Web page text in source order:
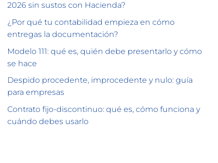
2026 sin sustos con Hacienda?
¿Por qué tu contabilidad empieza en cómo
entregas la documentación?
Modelo 111: qué es, quién debe presentarlo y cómo
se hace
Despido procedente, improcedente y nulo: guía
para empresas
Contrato fijo-discontinuo: qué es, cómo funciona y
cuándo debes usarlo